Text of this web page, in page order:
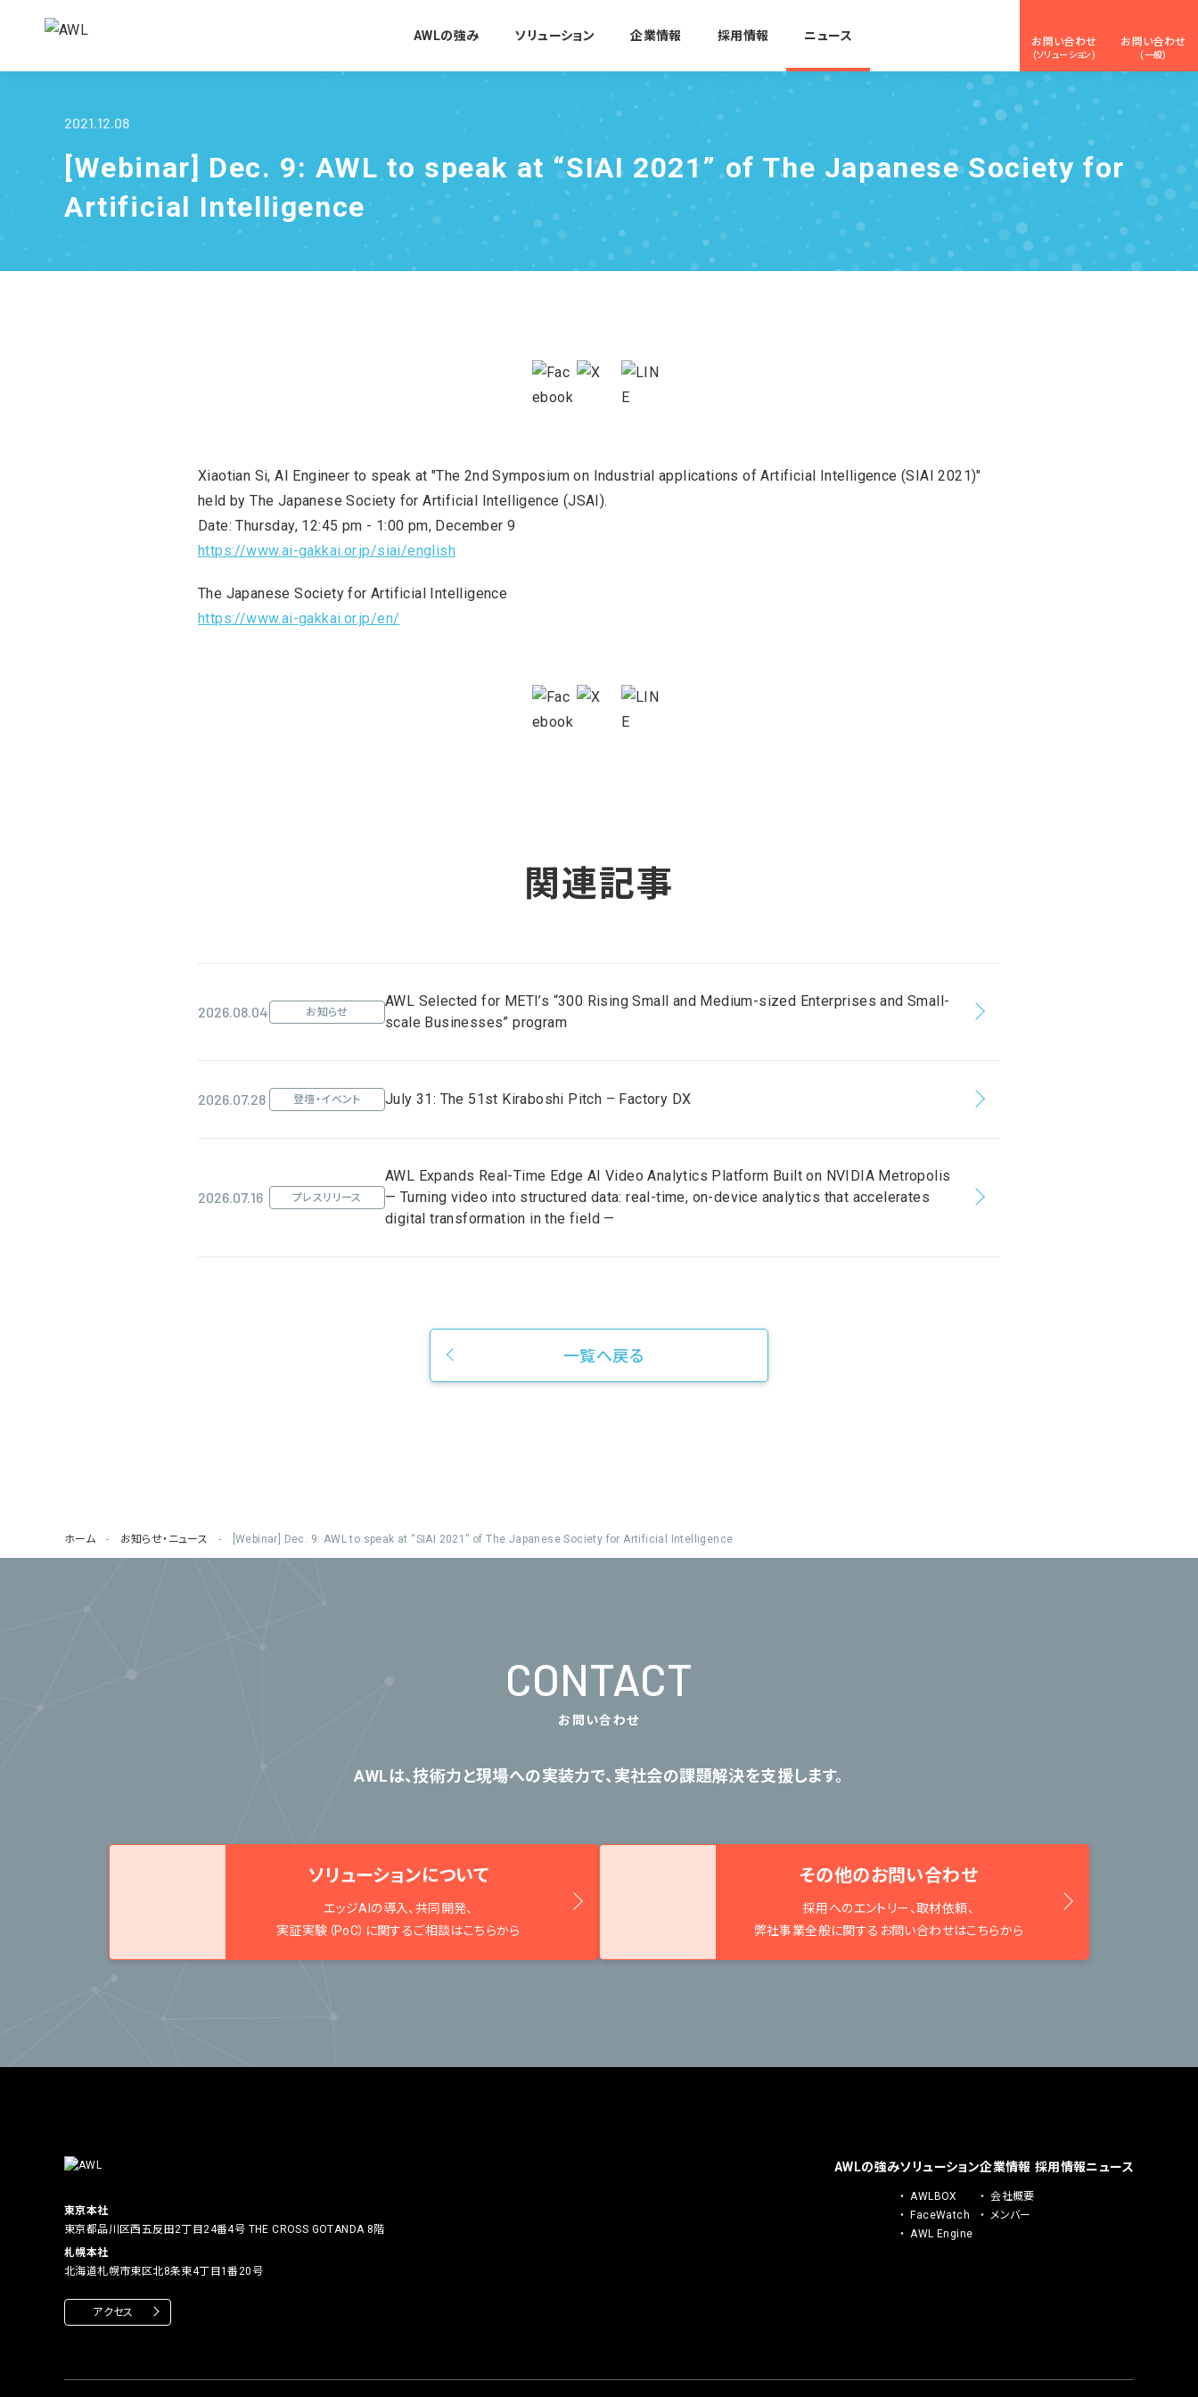
AWLの強み ソリューション 企業情報 採用情報 ニュース お問い合わせ
(ソリューション)
お問い合わせ
(一般)
2021.12.08
[Webinar] Dec. 9: AWL to speak at “SIAI 2021” of The Japanese Society for
Artificial Intelligence
Xiaotian Si, AI Engineer to speak at "The 2nd Symposium on Industrial applications of Artificial Intelligence (SIAI 2021)"
held by The Japanese Society for Artificial Intelligence (JSAI).
Date: Thursday, 12:45 pm - 1:00 pm, December 9
https://www.ai-gakkai.or.jp/siai/english
The Japanese Society for Artificial Intelligence
https://www.ai-gakkai.or.jp/en/
関連記事
2026.08.04 お知らせ
AWL Selected for METI’s “300 Rising Small and Medium-sized Enterprises and Small-
scale Businesses” program
2026.07.28 登壇・イベント July 31: The 51st Kiraboshi Pitch – Factory DX
2026.07.16 プレスリリース
AWL Expands Real-Time Edge AI Video Analytics Platform Built on NVIDIA Metropolis
— Turning video into structured data: real-time, on-device analytics that accelerates
digital transformation in the field —
一覧へ戻る
ホーム お知らせ・ニュース [Webinar] Dec. 9: AWL to speak at “SIAI 2021” of The Japanese Society for Artificial Intelligence
CONTACT
お問い合わせ
AWLは、技術力と現場への実装力で、 実社会の課題解決を支援します。
ソリューションについて
エッジAIの導入、共同開発、
実証実験（PoC）に関するご相談はこちらから
その他のお問い合わせ
採用へのエントリー、取材依頼、
弊社事業全般に関するお問い合わせはこちらから
東京本社
東京都品川区西五反田2丁目24番4号 THE CROSS GOTANDA 8階
札幌本社
北海道札幌市東区北8条東4丁目1番20号
アクセス
AWLの強みソリューション
AWLBOX
FaceWatch
AWL Engine
企業情報
会社概要
メンバー
採用情報ニュース